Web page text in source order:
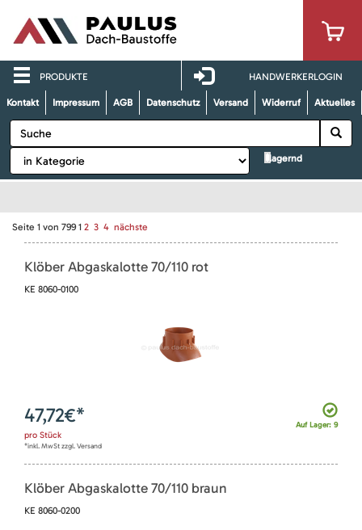
PRODUKTE HANDWERKERLOGIN
Kontakt Impressum AGB Datenschutz Versand Widerruf Aktuelles
lagernd
Seite 1 von 799 1 2 3 4 nächste
Klöber Abgaskalotte 70/110 rot
KE 8060-0100
Auf Lager: 9
47,72€*
pro Stück
*inkl. MwSt zzgl. Versand
Klöber Abgaskalotte 70/110 braun
KE 8060-0200